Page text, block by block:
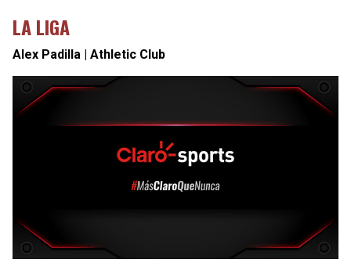
LA LIGA
Alex Padilla | Athletic Club